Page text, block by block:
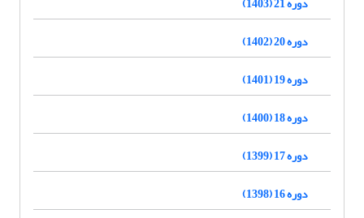
دوره 20 (1402)
دوره 19 (1401)
دوره 18 (1400)
دوره 17 (1399)
دوره 16 (1398)